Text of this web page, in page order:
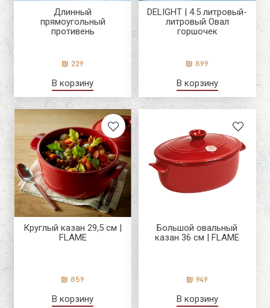
Длинный
прямоугольный
противень
229
В корзину
DELIGHT | 4.5 литровый-
литровый Овал
горшочек
899
В корзину
Круглый казан 29,5 см |
FLAME
859
В корзину
Большой овальный
казан 36 см | FLAME
949
В корзину